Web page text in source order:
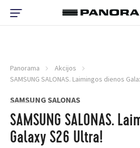
Panorama
Akcijos
SAMSUNG SALONAS. Laimingos dienos
SAMSUNG SALONAS
SAMSUNG SALONAS.
Galaxy S26 Ultra!